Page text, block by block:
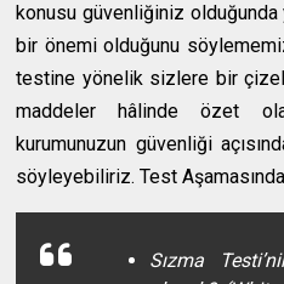
konusu güvenliğiniz olduğunda
bir önemi olduğunu
testine yönelik sizlere bir
maddeler hâlinde özet
kurumunuzun güvenliği
söyleyebiliriz. Test
Sızma